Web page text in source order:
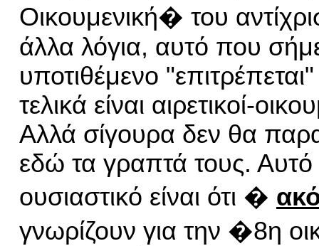
Οικουμενική� του
άλλα λόγια, αυτό που
υποτιθέμενο
τελικά είναι αιρετικοί-
Αλλά σίγουρα δεν θα
εδώ τα γραπτά τους. Αυτό
ουσιαστικό είναι ότι �
γνωρίζουν για την �8η